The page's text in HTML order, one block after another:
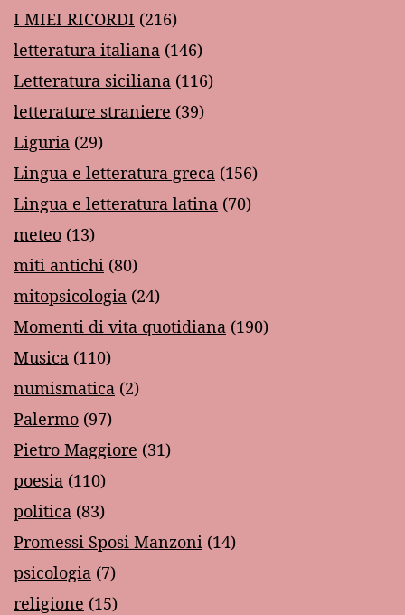
I MIEI RICORDI (216)
letteratura italiana (146)
Letteratura siciliana (116)
letterature straniere (39)
Liguria (29)
Lingua e letteratura greca (156)
Lingua e letteratura latina (70)
meteo (13)
miti antichi (80)
mitopsicologia (24)
Momenti di vita quotidiana (190)
Musica (110)
numismatica (2)
Palermo (97)
Pietro Maggiore (31)
poesia (110)
politica (83)
Promessi Sposi Manzoni (14)
psicologia (7)
religione (15)